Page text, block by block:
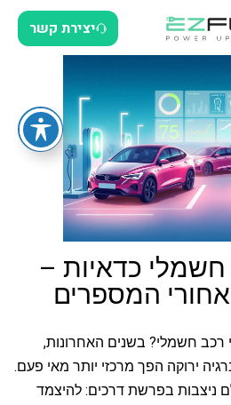
יצירת קשר
כדאיות –
המספרים
חשמלי? בשנים האחרונות,
ירוקה הפך מרכזי יותר מאי פעם.
ניצבות בפרשת דרכים: להיצמד